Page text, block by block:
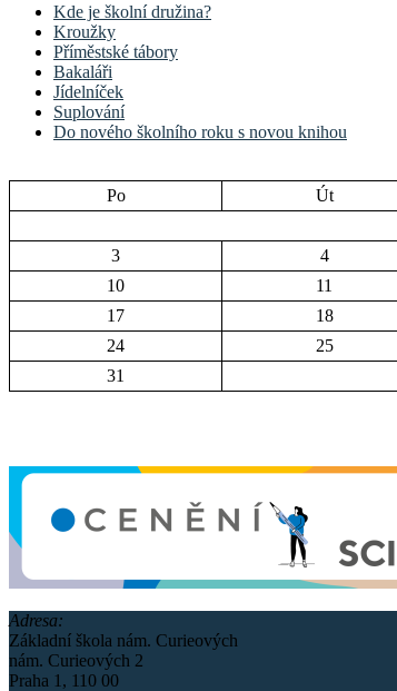
Kde je školní družina?
Kroužky
Příměstské tábory
Bakaláři
Jídelníček
Suplování
Do nového školního roku s novou knihou
Po
Út
3
4
10
11
17
18
24
25
31
Adresa:
Základní škola nám. Curieových
nám. Curieových 2
Praha 1, 110 00